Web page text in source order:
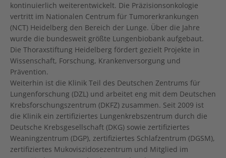
kontinuierlich weiterentwickelt. Die Präzisionsonkologie
vertritt im Nationalen Centrum für Tumorerkrankungen
(NCT) Heidelberg den Bereich der Lunge. Über die Jahre
wurde die bundesweit größte Lungenbiobank aufgebaut.
Die Thoraxstiftung Heidelberg fördert gezielt Projekte in
Wissenschaft, Forschung, Krankenversorgung und
Prävention.
Weiterhin ist die Klinik Teil des Deutschen Zentrums für
Lungenforschung (DZL) und arbeitet eng mit dem Deutschen
Krebsforschungszentrum (DKFZ) zusammen. Seit 2009 ist
die Klinik ein zertifiziertes Lungenkrebszentrum durch die
Deutsche Krebsgesellschaft (DKG) sowie zertifiziertes
Weaningzentrum (DGP), zertifiziertes Schlafzentrum (DGSM),
zertifiziertes Mukoviszidosezentrum und Mitglied im